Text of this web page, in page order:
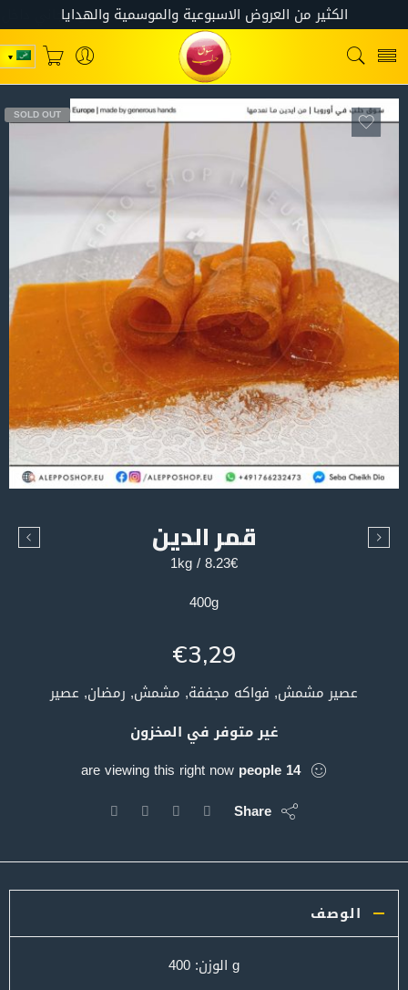
SOLD OUT
قمر الدين
8.23€ / 1kg
400g
€3,29
عصير مشمش, فواكه مجففة, مشمش, رمضان, عصير
غير متوفر في المخزون
14
people
are viewing this right now
Share
الوصف
g الوزن: 400